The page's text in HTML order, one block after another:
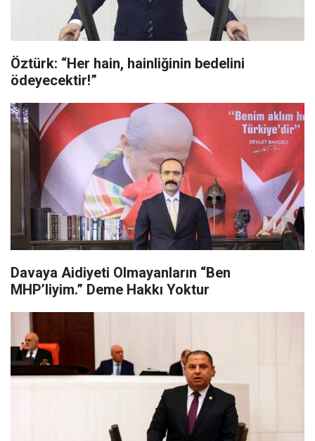
Öztürk: “Her hain, hainliğinin bedelini
ödeyecektir!”
Davaya Aidiyeti Olmayanların “Ben
MHP’liyim.” Deme Hakkı Yoktur